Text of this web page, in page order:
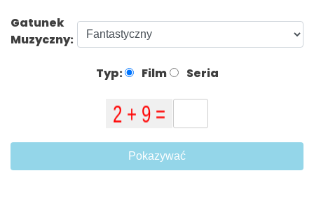
Gatunek
Muzyczny:
Typ: Film Seria
Pokazywać